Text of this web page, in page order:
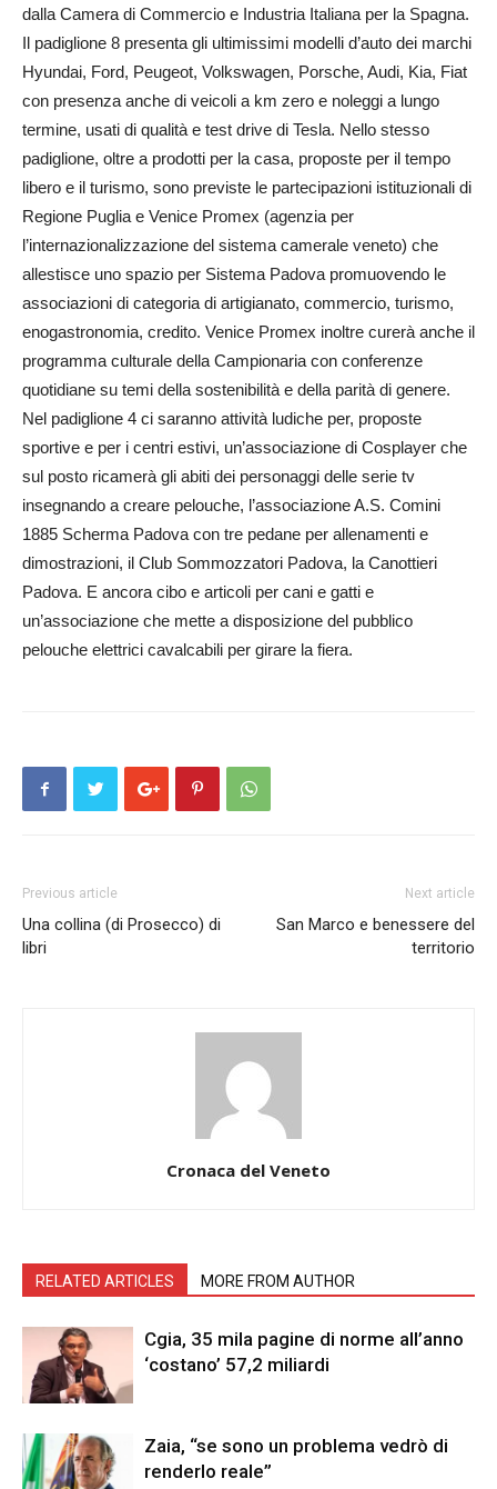
dalla Camera di Commercio e Industria Italiana per la Spagna.
Il padiglione 8 presenta gli ultimissimi modelli d’auto dei marchi
Hyundai, Ford, Peugeot, Volkswagen, Porsche, Audi, Kia, Fiat
con presenza anche di veicoli a km zero e noleggi a lungo
termine, usati di qualità e test drive di Tesla. Nello stesso
padiglione, oltre a prodotti per la casa, proposte per il tempo
libero e il turismo, sono previste le partecipazioni istituzionali di
Regione Puglia e Venice Promex (agenzia per
l’internazionalizzazione del sistema camerale veneto) che
allestisce uno spazio per Sistema Padova promuovendo le
associazioni di categoria di artigianato, commercio, turismo,
enogastronomia, credito. Venice Promex inoltre curerà anche il
programma culturale della Campionaria con conferenze
quotidiane su temi della sostenibilità e della parità di genere.
Nel padiglione 4 ci saranno attività ludiche per, proposte
sportive e per i centri estivi, un’associazione di Cosplayer che
sul posto ricamerà gli abiti dei personaggi delle serie tv
insegnando a creare pelouche, l’associazione A.S. Comini
1885 Scherma Padova con tre pedane per allenamenti e
dimostrazioni, il Club Sommozzatori Padova, la Canottieri
Padova. E ancora cibo e articoli per cani e gatti e
un’associazione che mette a disposizione del pubblico
pelouche elettrici cavalcabili per girare la fiera.
Previous article
Una collina (di Prosecco) di
libri
Next article
San Marco e benessere del
territorio
Cronaca del Veneto
RELATED ARTICLES MORE FROM AUTHOR
Cgia, 35 mila pagine di norme all’anno
‘costano’ 57,2 miliardi
Zaia, “se sono un problema vedrò di
renderlo reale”